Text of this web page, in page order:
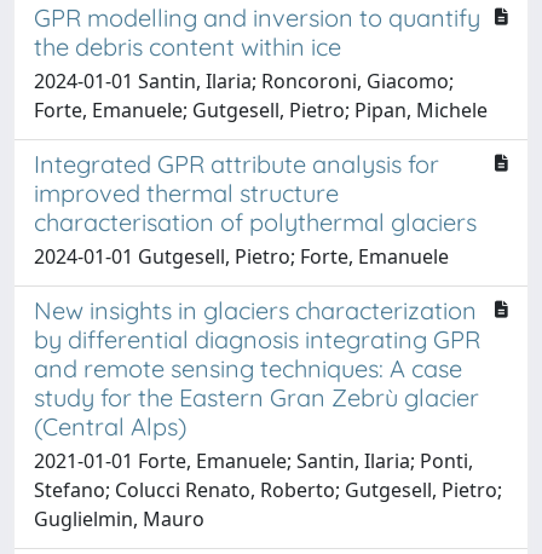
GPR modelling and inversion to quantify
the debris content within ice
2024-01-01 Santin, Ilaria; Roncoroni, Giacomo;
Forte, Emanuele; Gutgesell, Pietro; Pipan, Michele
Integrated GPR attribute analysis for
improved thermal structure
characterisation of polythermal glaciers
2024-01-01 Gutgesell, Pietro; Forte, Emanuele
New insights in glaciers characterization
by differential diagnosis integrating GPR
and remote sensing techniques: A case
study for the Eastern Gran Zebrù glacier
(Central Alps)
2021-01-01 Forte, Emanuele; Santin, Ilaria; Ponti,
Stefano; Colucci Renato, Roberto; Gutgesell, Pietro;
Guglielmin, Mauro